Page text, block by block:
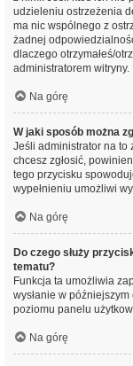
udzieleniu ostrzeżenia
ma nic wspólnego z
żadnej
dlaczego otrzymałeś/
administratorem witryny.
Na górę
W jaki sposób można
Jeśli administrator na to
chcesz zgłosić,
tego przycisku
wypełnieniu umożliwi
Na górę
Do czego służy
tematu?
Funkcja ta umożliwia
wysłanie w
poziomu panelu
Na górę